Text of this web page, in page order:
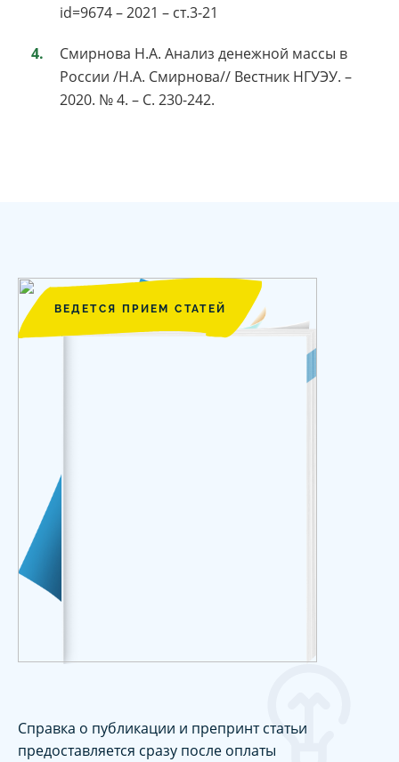
id=9674 – 2021 – ст.3-21
Смирнова Н.А. Анализ денежной массы в
России /Н.А. Смирнова// Вестник НГУЭУ. –
2020. № 4. – С. 230-242.
ВЕДЕТСЯ ПРИЕМ СТАТЕЙ
Справка о публикации и препринт статьи
предоставляется сразу после оплаты